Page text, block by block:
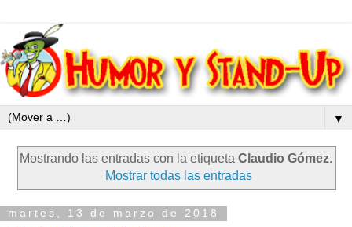
▼
Mostrando las entradas con la etiqueta Claudio Gómez.
Mostrar todas las entradas
martes, 13 de marzo de 2018